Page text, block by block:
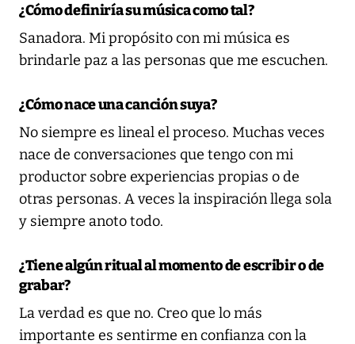
¿Cómo definiría su música como tal?
Sanadora. Mi propósito con mi música es
brindarle paz a las personas que me escuchen.
¿Cómo nace una canción suya?
No siempre es lineal el proceso. Muchas veces
nace de conversaciones que tengo con mi
productor sobre experiencias propias o de
otras personas. A veces la inspiración llega sola
y siempre anoto todo.
¿Tiene algún ritual al momento de escribir o de
grabar?
La verdad es que no. Creo que lo más
importante es sentirme en confianza con la